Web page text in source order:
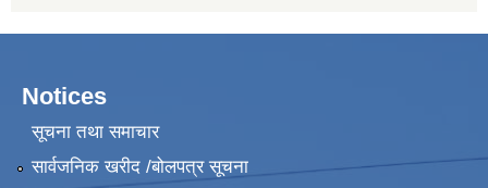
Notices
सूचना तथा समाचार
सार्वजनिक खरीद /बोलपत्र सूचना